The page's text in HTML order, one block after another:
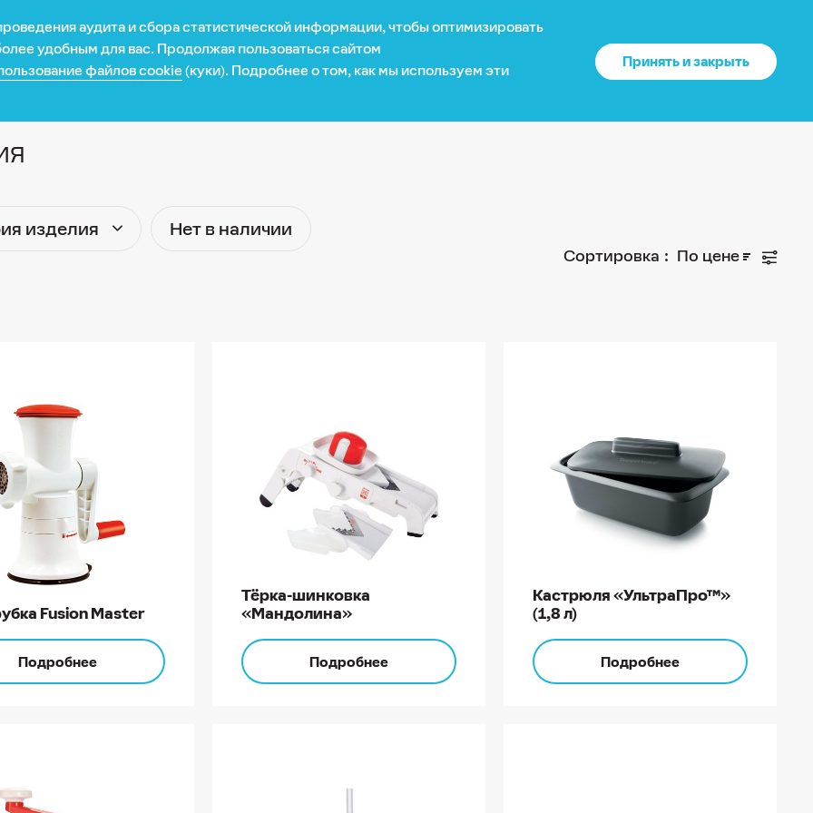
Рецепты Новости Карьера Презентация О нас
Ваше местоположение
изделия
из металла
из микрофибры
приборы
печь
гаджеты
Нет в наличии
Сортировка : По цене
Fusion Master
Подробнее
Тёрка-шинковка
«Мандолина»
Подробнее
Кастрюля «УльтраПро™»
(1,8 л)
Подробнее
аудита и сбора статистической информации, чтобы оптимизировать
удобным для вас. Продолжая пользоваться сайтом
файлов cookie (куки). Подробнее о том, как мы используем эти
Принять и закрыть